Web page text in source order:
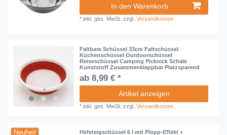
In den Warenkorb
*inkl. ges. MwSt. zzgl.Versandkosten
Faltbare Schüssel 33cm Faltschüssel
Küchenschüssel Outdoorschüssel
Reiseschüssel Camping Picknick Schale
Kunststoff Zusammenklappbar Platzsparend
ab 8,99 € *
Artikel anzeigen
*inkl. ges. MwSt. zzgl.Versandkosten
Neuheit
Hefeteigschüssel 6 l mit Plopp-Effekt +